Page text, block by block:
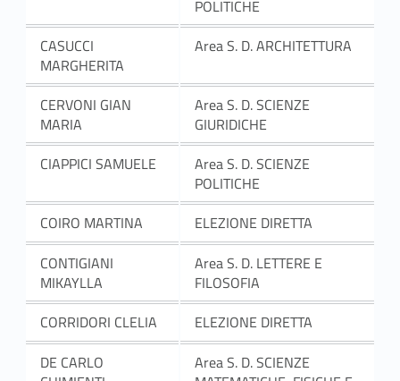
POLITICHE
CASUCCI
MARGHERITA
Area S. D. ARCHITETTURA
CERVONI GIAN
MARIA
Area S. D. SCIENZE
GIURIDICHE
CIAPPICI SAMUELE
Area S. D. SCIENZE
POLITICHE
COIRO MARTINA
ELEZIONE DIRETTA
CONTIGIANI
MIKAYLLA
Area S. D. LETTERE E
FILOSOFIA
CORRIDORI CLELIA
ELEZIONE DIRETTA
DE CARLO
Area S. D. SCIENZE